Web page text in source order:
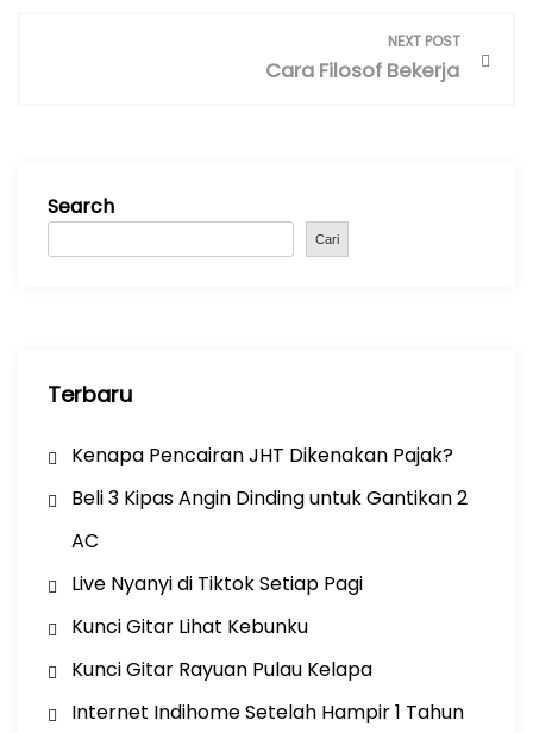
NEXT POST
Cara Filosof Bekerja
Search
Cari
Terbaru
Kenapa Pencairan JHT Dikenakan Pajak?
Beli 3 Kipas Angin Dinding untuk Gantikan 2
AC
Live Nyanyi di Tiktok Setiap Pagi
Kunci Gitar Lihat Kebunku
Kunci Gitar Rayuan Pulau Kelapa
Internet Indihome Setelah Hampir 1 Tahun